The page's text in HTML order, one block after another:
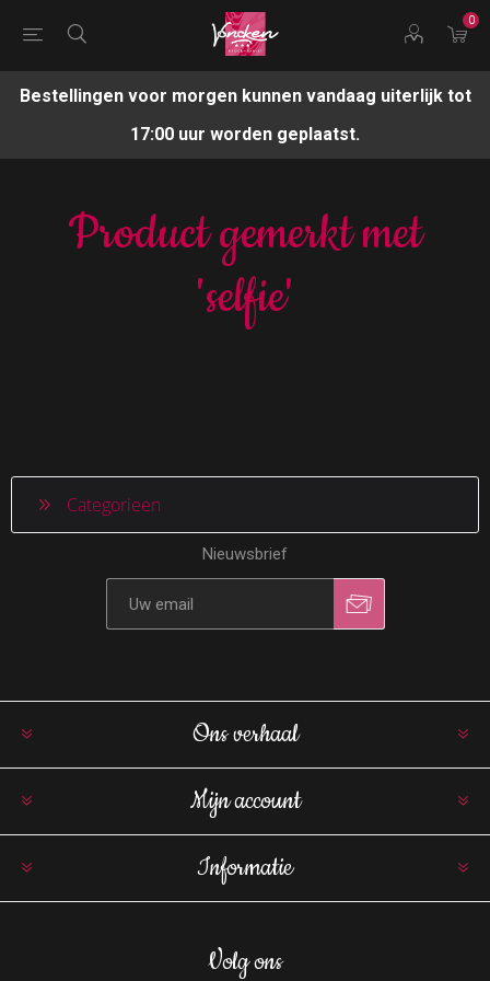
0
Bestellingen voor morgen kunnen vandaag uiterlijk tot
17:00 uur worden geplaatst.
Product gemerkt met
'selfie'
Categorieen
Nieuwsbrief
Ons verhaal
Mijn account
Informatie
Volg ons